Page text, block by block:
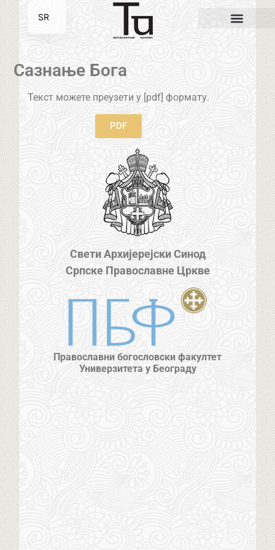
Сазнање Бога
Текст можете преузети у [pdf] формату.
PDF
Свети Архијерејски Синод
Српске Православне Цркве
Православни богословски факултет
Универзитета у Београду
SR
EN